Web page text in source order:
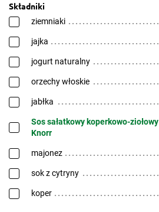
Składniki
ziemniaki
jajka
jogurt naturalny
orzechy włoskie
jabłka
Sos sałatkowy koperkowo-ziołowy
Knorr
majonez
sok z cytryny
koper